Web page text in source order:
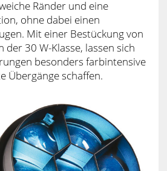
Ränder und eine
ohne dabei einen
Mit einer Bestückung von
der 30 W-Klasse, lassen sich
besonders farbintensive
Übergänge schaffen.